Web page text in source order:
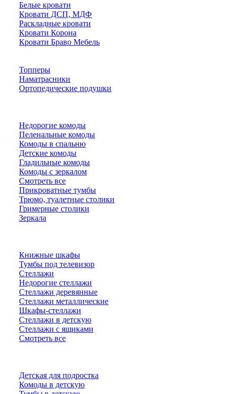
Белые кровати
Кровати ДСП, МДФ
Раскладные кровати
Кровати Корона
Кровати Браво Мебель
Топперы
Наматрасники
Ортопедические подушки
Недорогие комоды
Пеленальные комоды
Комоды в спальню
Детские комоды
Гладильные комоды
Комоды с зеркалом
Смотреть все
Прикроватные тумбы
Трюмо, туалетные столики
Гримерные столики
Зеркала
Книжные шкафы
Тумбы под телевизор
Стеллажи
Недорогие стеллажи
Стеллажи деревянные
Стеллажи металлические
Шкафы-стеллажи
Стеллажи в детскую
Стеллажи с ящиками
Смотреть все
Детская для подростка
Комоды в детскую